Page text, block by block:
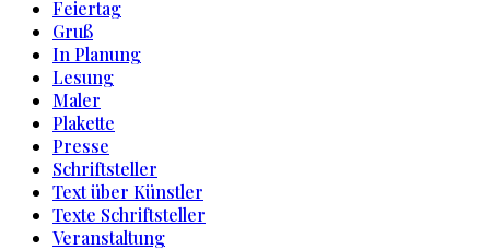
Feiertag
Gruß
In Planung
Lesung
Maler
Plakette
Presse
Schriftsteller
Text über Künstler
Texte Schriftsteller
Veranstaltung